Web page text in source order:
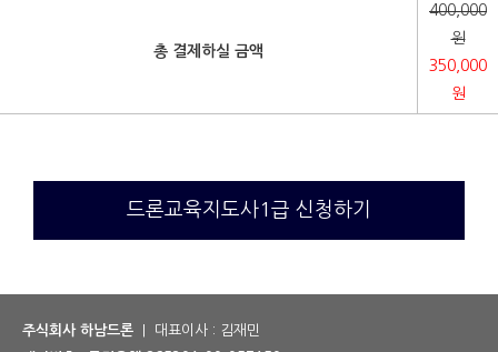
총 결제하실 금액
400,000
원
350,000
원
드론교육지도사1급 신청하기
주식회사 하남드론 | 대표이사 : 김재민